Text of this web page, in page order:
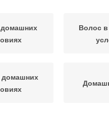
домашних
Волос
домашних